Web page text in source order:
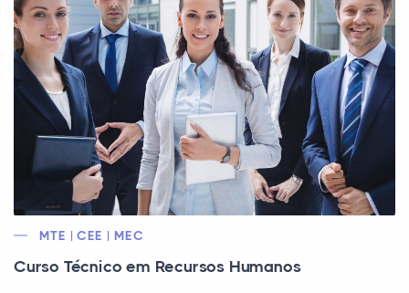
MTE | CEE | MEC
Curso Técnico em Recursos Humanos